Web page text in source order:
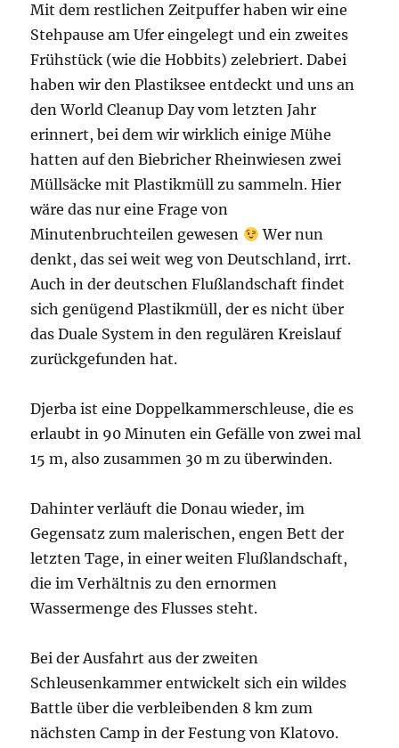
Mit dem restlichen Zeitpuffer haben wir eine
Stehpause am Ufer eingelegt und ein zweites
Frühstück (wie die Hobbits) zelebriert. Dabei
haben wir den Plastiksee entdeckt und uns an
den World Cleanup Day vom letzten Jahr
erinnert, bei dem wir wirklich einige Mühe
hatten auf den Biebricher Rheinwiesen zwei
Müllsäcke mit Plastikmüll zu sammeln. Hier
wäre das nur eine Frage von
Minutenbruchteilen gewesen
Wer nun
denkt, das sei weit weg von Deutschland, irrt.
Auch in der deutschen Flußlandschaft findet
sich genügend Plastikmüll, der es nicht über
das Duale System in den regulären Kreislauf
zurückgefunden hat.
Djerba ist eine Doppelkammerschleuse, die es
erlaubt in 90 Minuten ein Gefälle von zwei mal
15 m, also zusammen 30 m zu überwinden.
Dahinter verläuft die Donau wieder, im
Gegensatz zum malerischen, engen Bett der
letzten Tage, in einer weiten Flußlandschaft,
die im Verhältnis zu den ernormen
Wassermenge des Flusses steht.
Bei der Ausfahrt aus der zweiten
Schleusenkammer entwickelt sich ein wildes
Battle über die verbleibenden 8 km zum
nächsten Camp in der Festung von Klatovo.